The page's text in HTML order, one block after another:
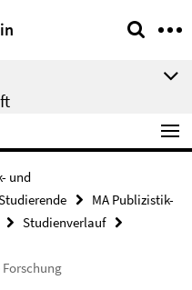
und
MA Publizistik-
Studienverlauf